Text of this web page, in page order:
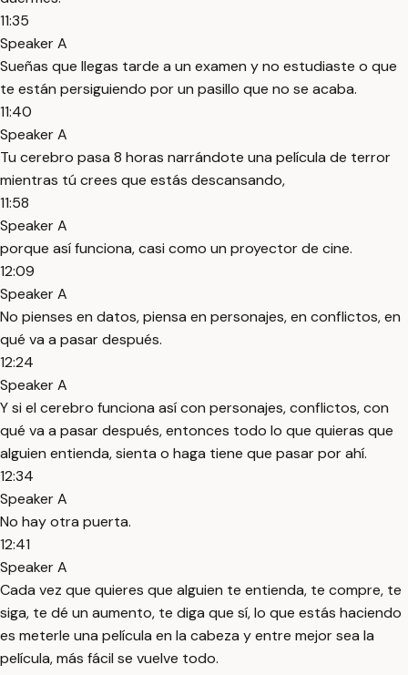
11:35
Speaker A
Sueñas que llegas tarde a un examen y no estudiaste o que
te están persiguiendo por un pasillo que no se acaba.
11:40
Speaker A
Tu cerebro pasa 8 horas narrándote una película de terror
mientras tú crees que estás descansando,
11:58
Speaker A
porque así funciona, casi como un proyector de cine.
12:09
Speaker A
No pienses en datos, piensa en personajes, en conflictos, en
qué va a pasar después.
12:24
Speaker A
Y si el cerebro funciona así con personajes, conflictos, con
qué va a pasar después, entonces todo lo que quieras que
alguien entienda, sienta o haga tiene que pasar por ahí.
12:34
Speaker A
No hay otra puerta.
12:41
Speaker A
Cada vez que quieres que alguien te entienda, te compre, te
siga, te dé un aumento, te diga que sí, lo que estás haciendo
es meterle una película en la cabeza y entre mejor sea la
película, más fácil se vuelve todo.